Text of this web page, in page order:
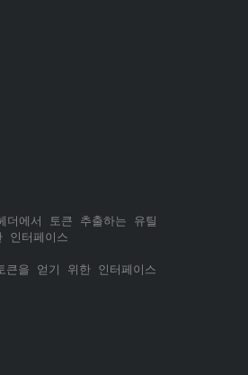
에서 토큰 추출하는 유틸
터페이스
을 얻기 위한 인터페이스